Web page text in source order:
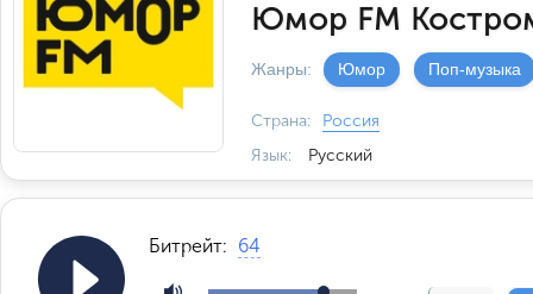
Юмор FM
Жанры: Юмор Поп-музыка
Страна:
Россия
Язык:
Русский
Битрейт: 64